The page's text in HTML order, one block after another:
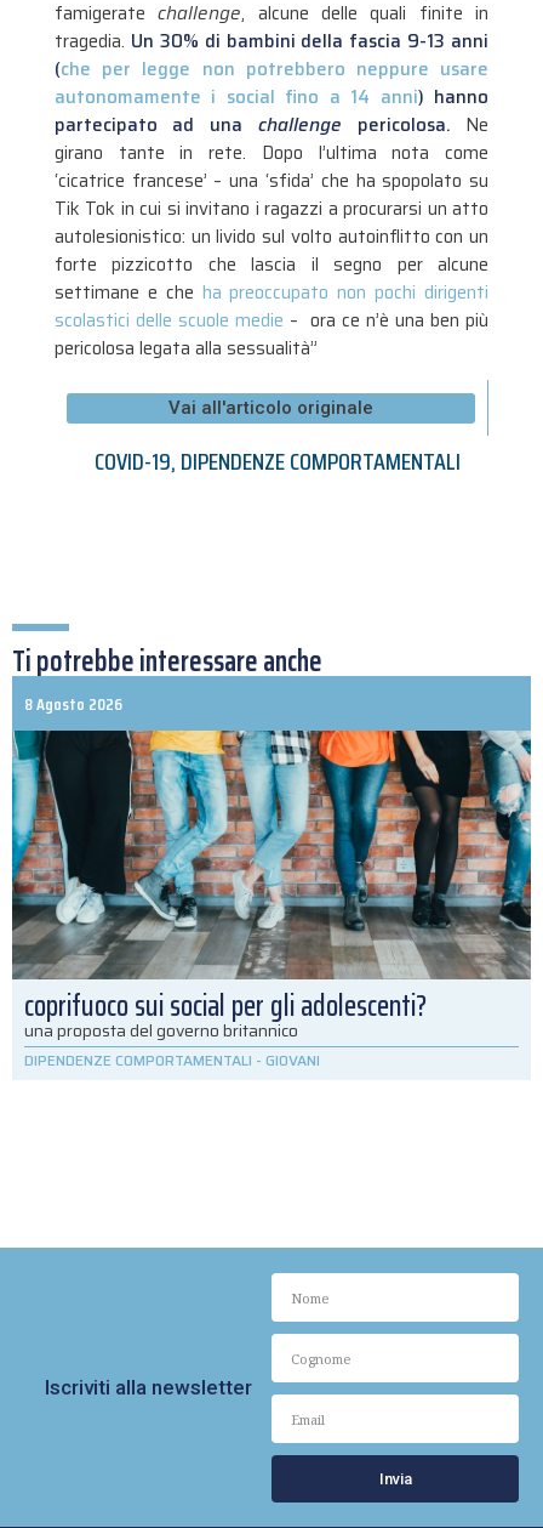
famigeratechallenge, alcune delle quali finite in
tragedia. Un 30% di bambini della fascia 9-13 anni
(che per legge non potrebbero neppure usare
autonomamente i social fino a 14 anni) hanno
partecipato ad una challenge pericolosa. Ne
girano tante in rete. Dopo l’ultima nota come
‘cicatrice francese’ – una ‘sfida’ che ha spopolato su
Tik Tok in cui si invitano i ragazzi a procurarsi un atto
autolesionistico: un livido sul volto autoinflitto con un
forte pizzicotto che lascia il segno per alcune
settimane e che ha preoccupato non pochi dirigenti
scolastici delle scuole medie – ora ce n’è una ben più
pericolosa legata alla sessualità”
Vai all'articolo originale
COVID-19,DIPENDENZE COMPORTAMENTALI
Ti potrebbe interessare anche
8 Agosto 2026
coprifuoco sui social per gli adolescenti?
una proposta del governo britannico
DIPENDENZE COMPORTAMENTALI - GIOVANI
Iscriviti alla newsletter
Invia